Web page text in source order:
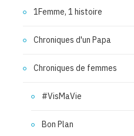
1Femme, 1 histoire
Chroniques d'un Papa
Chroniques de femmes
#VisMaVie
Bon Plan